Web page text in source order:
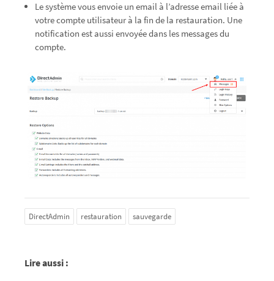
Le système vous envoie un email à l’adresse email liée à
votre compte utilisateur à la fin de la restauration. Une
notification est aussi envoyée dans les messages du
compte.
DirectAdmin restauration sauvegarde
Lire aussi :